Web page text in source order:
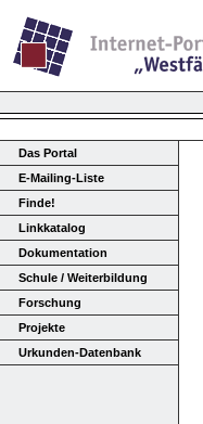
Das Portal
E-Mailing-Liste
Finde!
Linkkatalog
Dokumentation
Schule / Weiterbildung
Forschung
Projekte
Urkunden-Datenbank